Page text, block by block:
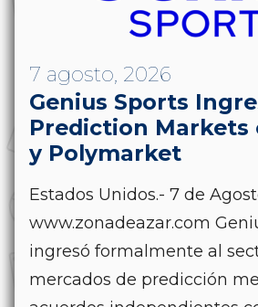
7 agosto, 2026
Genius Sports
Prediction Markets
y Polymarket
Estados Unidos.- 7 de
www.zonadeazar.com
ingresó formalmente al
mercados de predicción